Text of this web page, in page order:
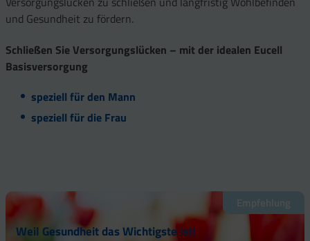
und Gesundheit zu fördern.
Schließen Sie Versorgungslücken – mit der idealen Eucell
Basisversorgung
speziell für den Mann
speziell für die Frau
Empfehlung
Weil Gesundheit das Wichtigste ist!